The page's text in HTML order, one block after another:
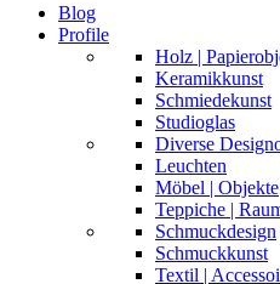
Blog
Profile
Holz |
Keramikkunst
Schmiedekunst
Studioglas
Diverse
Leuchten
Möbel | Objekte
Teppiche |
Schmuckdesign
Schmuckkunst
Textil |